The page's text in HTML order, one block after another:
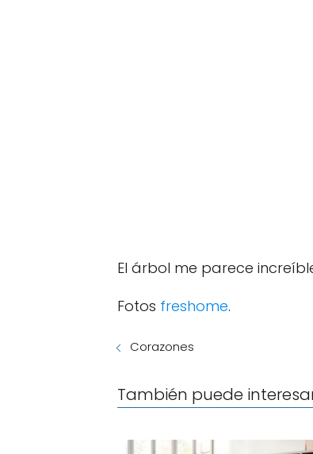
El árbol me parece
Fotos freshome.
Corazones
También puede